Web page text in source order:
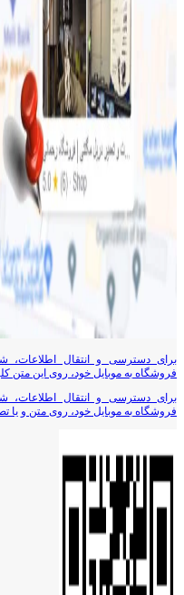
برای دسترسی و انتقال اطلاعات،
فروشگاه به موبایل خود، روی این متن
برای دسترسی و انتقال اطلاعات،
فروشگاه به موبایل خود، روی متن و یا